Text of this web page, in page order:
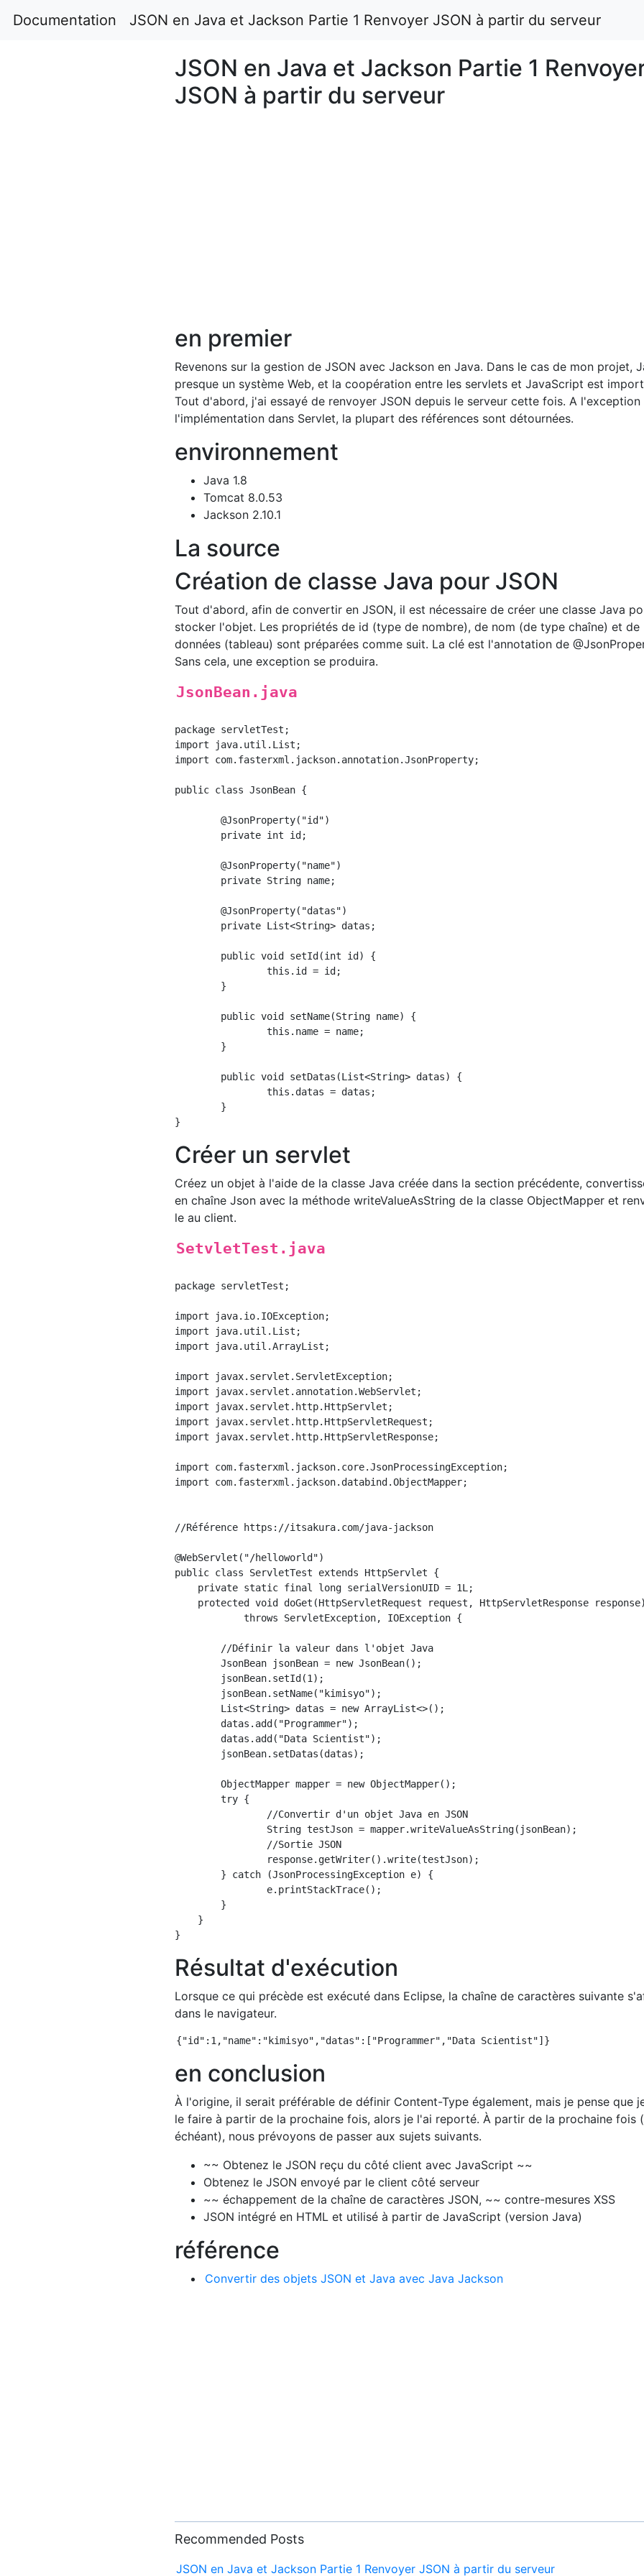
Documentation JSON en Java et Jackson Partie 1 Renvoyer JSON à partir du serveur
JSON en Java et Jackson Partie 1
JSON à partir du serveur
en premier
Revenons sur la gestion de JSON avec Jackson en Java. Dans le cas de mon projet,
presque un système Web, et la coopération entre les servlets et JavaScript est
Tout d'abord, j'ai essayé de renvoyer JSON depuis le serveur cette fois. A l'exception
l'implémentation dans Servlet, la plupart des références sont détournées.
environnement
Java 1.8
Tomcat 8.0.53
Jackson 2.10.1
La source
Création de classe Java pour JSON
Tout d'abord, afin de convertir en JSON, il est nécessaire de créer une classe Java
stocker l'objet. Les propriétés de id (type de nombre), de nom (de type chaîne) et de
données (tableau) sont préparées comme suit. La clé est l'annotation de
Sans cela, une exception se produira.
JsonBean.java
package servletTest;
import java.util.List;
import com.fasterxml.jackson.annotation.JsonProperty;
public class JsonBean {
	@JsonProperty("id")
	@JsonProperty("name")
	@JsonProperty("datas")
		this.id = id;
		this.name = name;
		this.datas = datas;
Créer un servlet
Créez un objet à l'aide de la classe Java créée dans la section précédente,
en chaîne Json avec la méthode writeValueAsString de la classe ObjectMapper et
le au client.
SetvletTest.java
package servletTest;
import java.io.IOException;
import java.util.List;
import java.util.ArrayList;
import javax.servlet.ServletException;
import javax.servlet.annotation.WebServlet;
import javax.servlet.http.HttpServlet;
import javax.servlet.http.HttpServletRequest;
import javax.servlet.http.HttpServletResponse;
import com.fasterxml.jackson.core.JsonProcessingException;
import com.fasterxml.jackson.databind.ObjectMapper;
//Référence https://itsakura.com/java-jackson
@WebServlet("/helloworld")
public class ServletTest extends HttpServlet {
    private static final long serialVersionUID = 1L;
protected void doGet(HttpServletRequest request, HttpServletResponse
            throws ServletException, IOException {
    }
Résultat d'exécution
Lorsque ce qui précède est exécuté dans Eclipse, la chaîne de caractères suivante
dans le navigateur.
en conclusion
À l'origine, il serait préférable de définir Content-Type également, mais je pense que
le faire à partir de la prochaine fois, alors je l'ai reporté. À partir de la prochaine fois
échéant), nous prévoyons de passer aux sujets suivants.
~~ Obtenez le JSON reçu du côté client avec JavaScript ~~
Obtenez le JSON envoyé par le client côté serveur
~~ échappement de la chaîne de caractères JSON, ~~ contre-mesures XSS
JSON intégré en HTML et utilisé à partir de JavaScript (version Java)
référence
Convertir des objets JSON et Java avec Java Jackson
Recommended Posts
JSON en Java et Jackson Partie 1 Renvoyer JSON à partir du serveur